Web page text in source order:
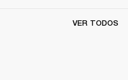
VER TODOS